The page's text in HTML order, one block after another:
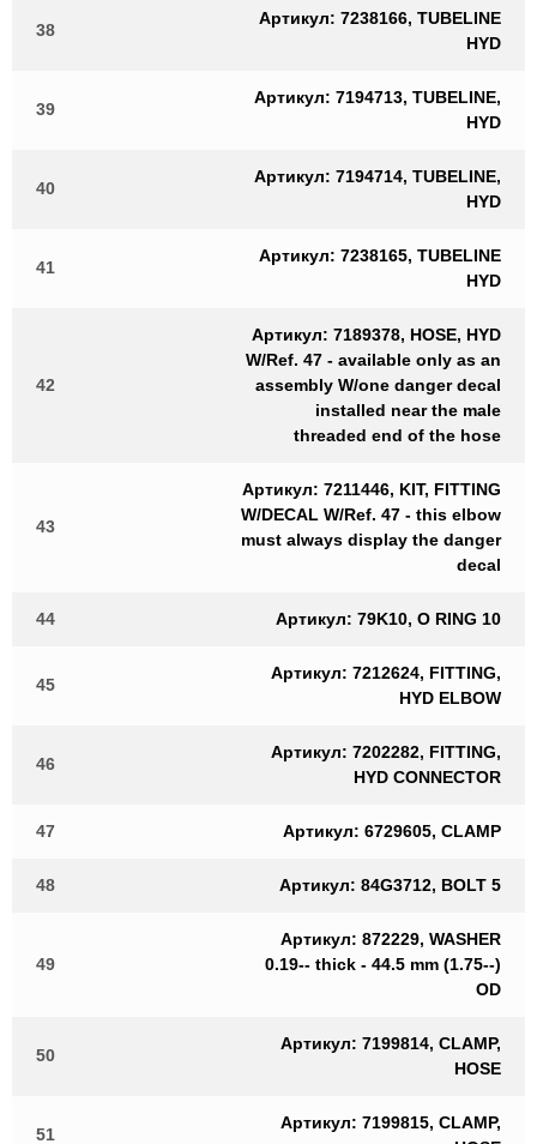
38
Артикул: 7238166, TUBELINE
HYD
39
Артикул: 7194713, TUBELINE,
HYD
40
Артикул: 7194714, TUBELINE,
HYD
41
Артикул: 7238165, TUBELINE
HYD
42
Артикул: 7189378, HOSE, HYD
W/Ref. 47 - available only as an
assembly W/one danger decal
installed near the male
threaded end of the hose
43
Артикул: 7211446, KIT, FITTING
W/DECAL W/Ref. 47 - this elbow
must always display the danger
decal
44 Артикул: 79K10, O RING 10
45
Артикул: 7212624, FITTING,
HYD ELBOW
46
Артикул: 7202282, FITTING,
HYD CONNECTOR
47 Артикул: 6729605, CLAMP
48 Артикул: 84G3712, BOLT 5
49
Артикул: 872229, WASHER
0.19-- thick - 44.5 mm (1.75--)
OD
50
Артикул: 7199814, CLAMP,
HOSE
51
Артикул: 7199815, CLAMP,